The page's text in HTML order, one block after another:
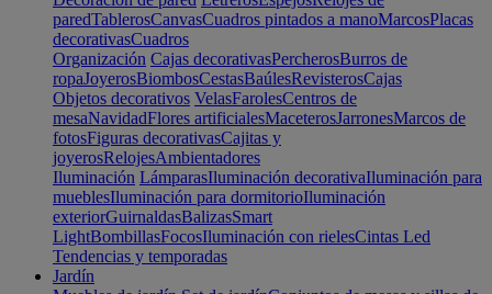
paredTablerosCanvasCuadros pintados a manoMarcosPlacas
decorativasCuadros
Organización Cajas decorativasPercherosBurros de
ropaJoyerosBiombosCestasBaúlesRevisterosCajas
Objetos decorativos VelasFarolesCentros de
mesaNavidadFlores artificialesMaceterosJarronesMarcos de
fotosFiguras decorativasCajitas y
joyerosRelojesAmbientadores
Iluminación LámparasIluminación decorativaIluminación para
mueblesIluminación para dormitorioIluminación
exteriorGuirnaldasBalizasSmart
LightBombillasFocosIluminación con rielesCintas Led
Tendencias y temporadas
Jardín